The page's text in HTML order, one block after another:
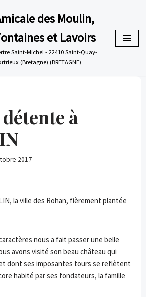
des Moulin,
et Lavoirs
Saint-Michel - 22410 Saint-Quay-
(Bretagne) (BRETAGNE)
à
2017
la ville des Rohan, fièrement plantée
nous a fait passer une belle
avons visité son beau château qui
dont ses imposantes tours se reflètent
habité par ses fondateurs, la famille